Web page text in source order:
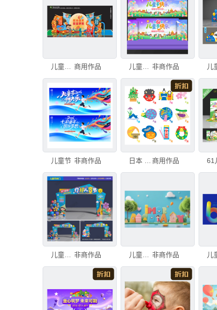
儿童节美陈布置 商用作品 儿童节背景儿童节 非商作品
儿童节 非商作品 商用作品
非商作品 儿童节模型 非商作品